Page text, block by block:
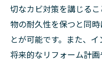
切なカビ対策を講じる
物の耐久性を保つと同
とが可能です。また、イ
将来的なリフォーム計